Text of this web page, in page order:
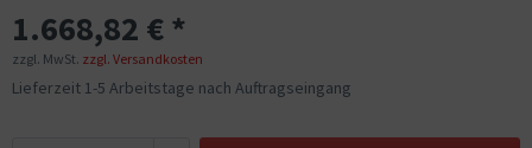
1.668,82 € *
zzgl. MwSt. zzgl. Versandkosten
Lieferzeit 1-5 Arbeitstage nach Auftragseingang